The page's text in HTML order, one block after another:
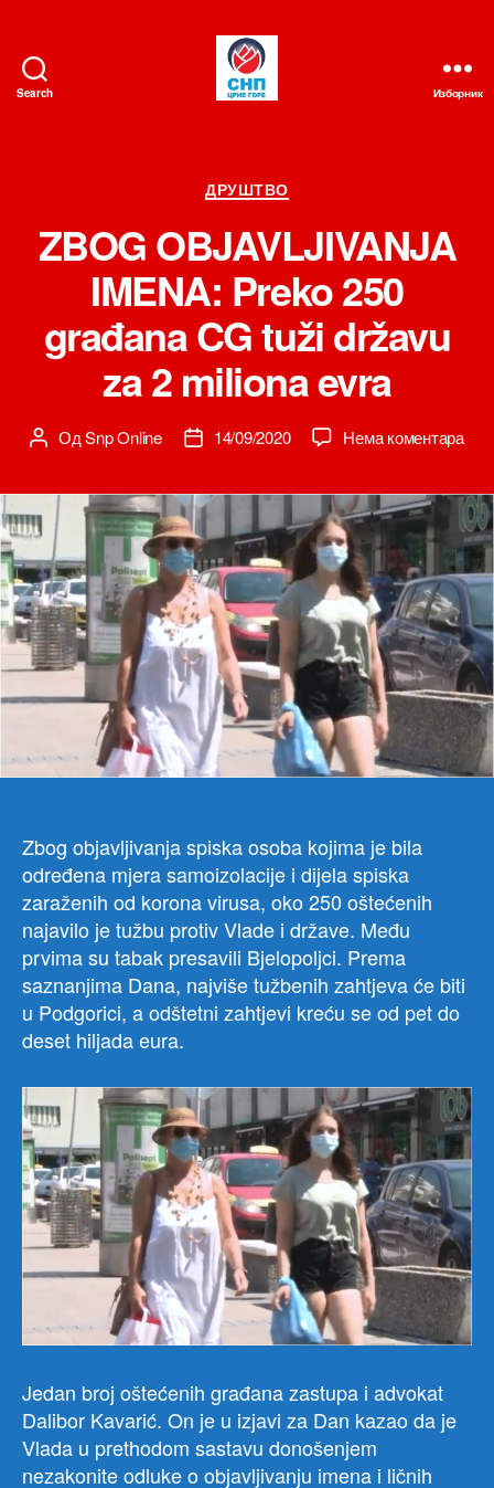
Search Изборник
Категорије
ДРУШТВО
ZBOG OBJAVLJIVANJA
IMENA: Preko 250
građana CG tuži državu
za 2 miliona evra
Аутор
ОдSnp Online
Датум14/09/2020 Нема коментарана
250
CG
tuži
za
2
evra
Zbog objavljivanja spiska osoba kojima je bila
određena mjera samoizolacije i dijela spiska
zaraženih od korona virusa, oko 250 oštećenih
najavilo je tužbu protiv Vlade i države. Među
prvima su tabak presavili Bjelopoljci. Prema
saznanjima Dana, najviše tužbenih zahtjeva će biti
u Podgorici, a odštetni zahtjevi kreću se od pet do
deset hiljada eura.
Jedan broj oštećenih građana zastupa i advokat
Dalibor Kavarić. On je u izjavi za Dan kazao da je
Vlada u prethodom sastavu donošenjem
nezakonite odluke o objavljivanju imena i ličnih